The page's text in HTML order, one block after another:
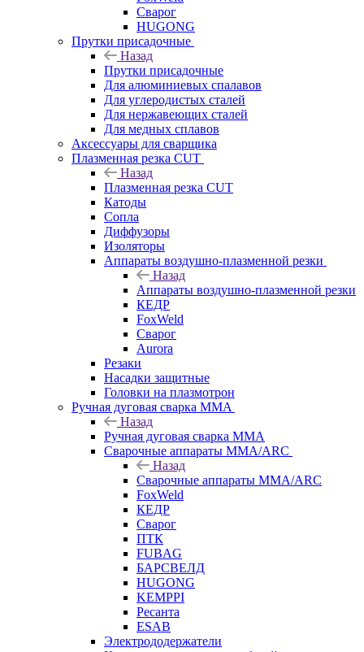
Сварог
HUGONG
Прутки присадочные
Назад
Прутки присадочные
Для алюминиевых спалавов
Для углеродистых сталей
Для нержавеющих сталей
Для медных сплавов
Аксессуары для сварщика
Плазменная резка CUT
Назад
Плазменная резка CUT
Катоды
Сопла
Диффузоры
Изоляторы
Аппараты воздушно-плазменной резки
Назад
Аппараты воздушно-плазменной резки
КЕДР
FoxWeld
Сварог
Aurora
Резаки
Насадки защитные
Головки на плазмотрон
Ручная дуговая сварка MMA
Назад
Ручная дуговая сварка MMA
Сварочные аппараты MMA/ARC
Назад
Сварочные аппараты MMA/ARC
FoxWeld
КЕДР
Сварог
ПТК
FUBAG
БАРСВЕЛД
HUGONG
KEMPPI
Ресанта
ESAB
Электрододержатели